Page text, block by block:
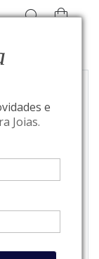
e
Joias.